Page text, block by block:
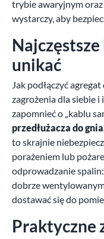
trybie awaryjnym oraz
wystarczy, aby
Najczęstsze
unikać
Jak podłączyć
zagrożenia dla siebie
zapomnieć o „kablu
przedłużacza do
to skrajnie
porażeniem lub
odprowadzanie
dobrze
dostawać się do
Praktyczne